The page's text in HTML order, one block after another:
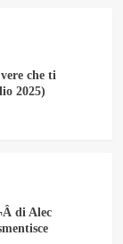
che ti
2025)
di Alec